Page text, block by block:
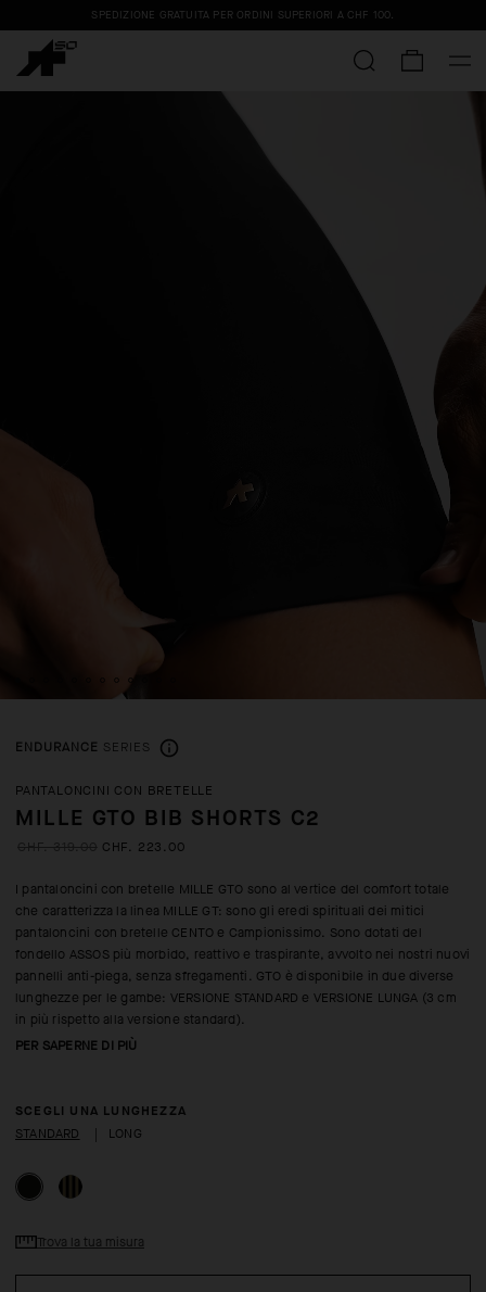
SPEDIZIONE GRATUITA PER ORDINI SUPERIORI A CHF 100.
ENDURANCE SERIES
PANTALONCINI CON BRETELLE
MILLE GTO BIB SHORTS C2
CHF. 223.00
I pantaloncini con bretelle MILLE GTO sono al vertice del comfort totale
che caratterizza la linea MILLE GT: sono gli eredi spirituali dei mitici
pantaloncini con bretelle CENTO e Campionissimo. Sono dotati del
fondello ASSOS più morbido, reattivo e traspirante, avvolto nei nostri nuovi
pannelli anti-piega, senza sfregamenti. GTO è disponibile in due diverse
lunghezze per le gambe: VERSIONE STANDARD e VERSIONE LUNGA (3 cm
in più rispetto alla versione standard).
PER SAPERNE DI PIÙ
SCEGLI UNA LUNGHEZZA
STANDARD
| LONG
Trova la tua misura